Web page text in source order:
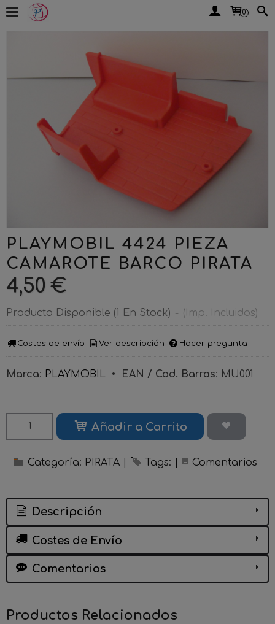
0
PLAYMOBIL 4424 PIEZA
CAMAROTE BARCO PIRATA
4,50 €
Producto Disponible (1 En Stock) - (Imp. Incluidos)
Costes de envío Ver descripción Hacer pregunta
Marca: PLAYMOBIL • EAN / Cod. Barras: MU001
Añadir a Carrito
Categoría: PIRATA Tags: Comentarios
Descripción
Costes de Envío
Comentarios
Productos Relacionados